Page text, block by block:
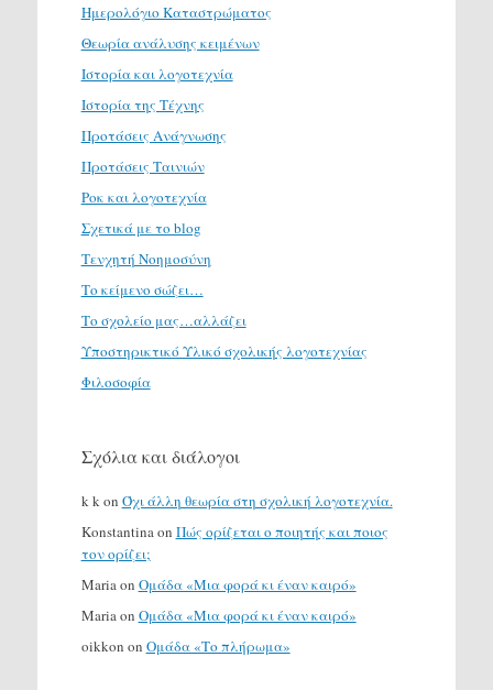
Ημερολόγιο Καταστρώματος
Θεωρία ανάλυσης κειμένων
Ιστορία και λογοτεχνία
Ιστορία της Τέχνης
Προτάσεις Ανάγνωσης
Προτάσεις Ταινιών
Ροκ και λογοτεχνία
Σχετικά με το blog
Τενχητή Νοημοσύνη
Το κείμενο σώζει…
Το σχολείο μας…αλλάζει
Υποστηρικτικό Υλικό σχολικής λογοτεχνίας
Φιλοσοφία
Σχόλια και διάλογοι
k kon Όχι άλλη θεωρία στη σχολική λογοτεχνία.
Konstantinaon Πώς ορίζεται ο ποιητής και ποιος
τον ορίζει;
Mariaon Ομάδα «Μια φορά κι έναν καιρό»
Mariaon Ομάδα «Μια φορά κι έναν καιρό»
oikkon on Ομάδα «Το πλήρωμα»